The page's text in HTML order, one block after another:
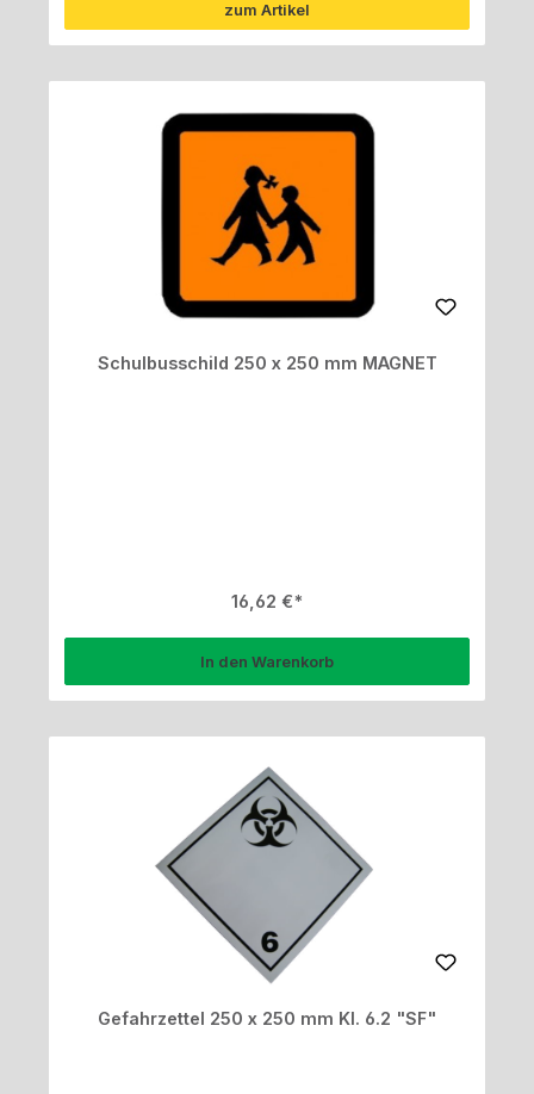
zum Artikel
Schulbusschild 250 x 250 mm MAGNET
Regulärer Preis:
16,62 €
In den Warenkorb
Gefahrzettel 250 x 250 mm Kl. 6.2 "SF"